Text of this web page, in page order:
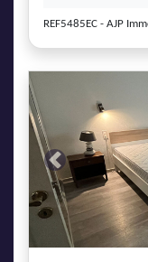
REF5485EC - AJP
Previous